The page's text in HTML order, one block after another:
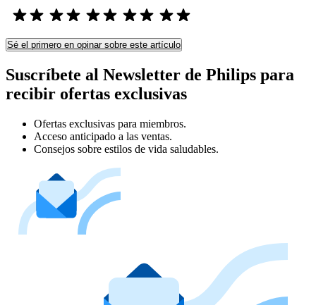
Sé el primero en opinar sobre este artículo
Suscríbete al Newsletter de Philips para
recibir ofertas exclusivas
Ofertas exclusivas para miembros.
Acceso anticipado a las ventas.
Consejos sobre estilos de vida saludables.